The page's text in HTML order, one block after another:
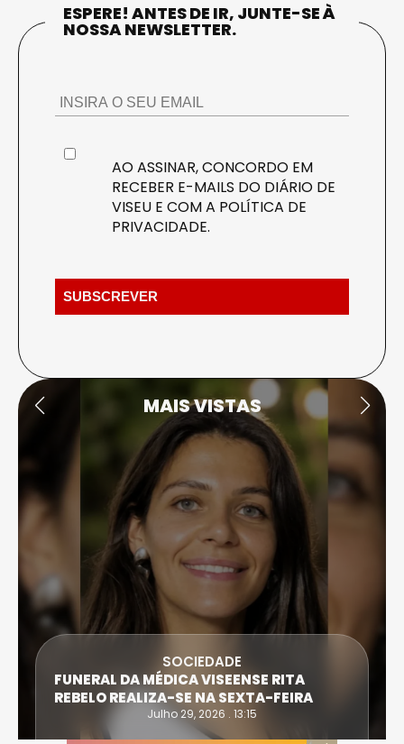
ESPERE! ANTES DE IR, JUNTE-SE À
NOSSA NEWSLETTER.
AO ASSINAR, CONCORDO EM
RECEBER E-MAILS DO DIÁRIO DE
VISEU E COM A POLÍTICA DE
PRIVACIDADE.
MAIS VISTAS
SOCIEDADE
FUNERAL DA MÉDICA VISEENSE RITA
REBELO REALIZA-SE NA SEXTA-FEIRA
Julho 29, 2026 . 13:15